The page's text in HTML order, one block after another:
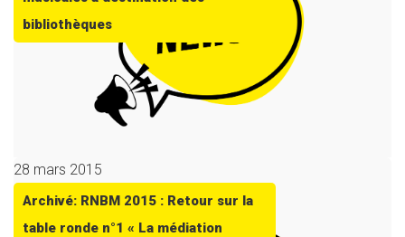
bibliothèques
28 mars 2015
Archivé: RNBM 2015 : Retour sur la
table ronde n°1 « La médiation